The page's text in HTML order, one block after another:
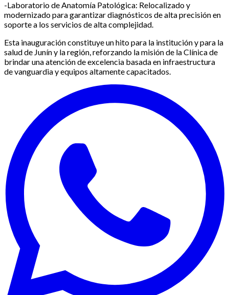
-Laboratorio de Anatomía Patológica: Relocalizado y
modernizado para garantizar diagnósticos de alta precisión en
soporte a los servicios de alta complejidad.
Esta inauguración constituye un hito para la institución y para la
salud de Junín y la región, reforzando la misión de la Clínica de
brindar una atención de excelencia basada en infraestructura
de vanguardia y equipos altamente capacitados.